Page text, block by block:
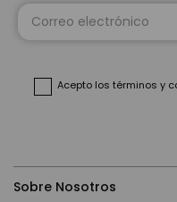
Acepto los términos y
Sobre Nosotros